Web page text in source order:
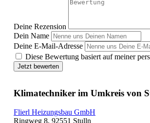
Deine Rezension
Dein Name
Deine E-Mail-Adresse
Diese Bewertung basiert auf meiner
Jetzt bewerten
Klimatechniker im Umkreis von
Flierl Heizungsbau GmbH
Ringweg 8, 92551 Stulln